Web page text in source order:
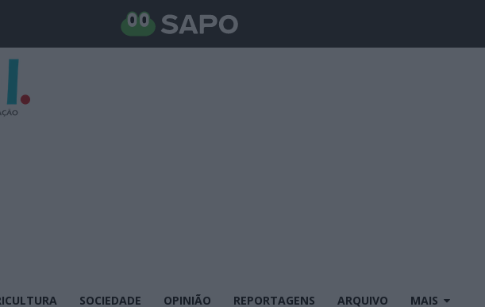
SOCIEDADE OPINIÃO REPORTAGENS ARQUIVO MAIS